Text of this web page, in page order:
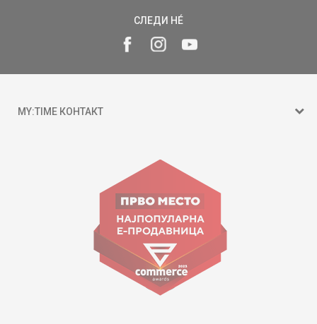
СЛЕДИ НÉ
MY:TIME КОНТАКТ
ул. Гоце Николовски бр.74 Скопје
contact@mytime.mk
Работно време:
09:00 до 17:00